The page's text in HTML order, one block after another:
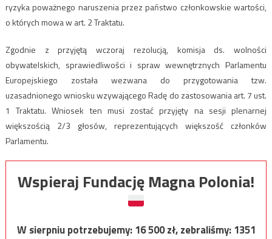
ryzyka poważnego naruszenia przez państwo członkowskie wartości,
o których mowa w art. 2 Traktatu.
Zgodnie z przyjętą wczoraj rezolucją, komisja ds. wolności
obywatelskich, sprawiedliwości i spraw wewnętrznych Parlamentu
Europejskiego została wezwana do przygotowania tzw.
uzasadnionego wniosku wzywającego Radę do zastosowania art. 7 ust.
1 Traktatu. Wniosek ten musi zostać przyjęty na sesji plenarnej
większością 2/3 głosów, reprezentujących większość członków
Parlamentu.
Wspieraj Fundację Magna Polonia!
W sierpniu potrzebujemy:16 500zł, zebraliśmy:1351